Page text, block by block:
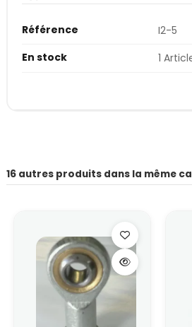
Référence
I2-5
En stock
1
16 autres produits dans la même